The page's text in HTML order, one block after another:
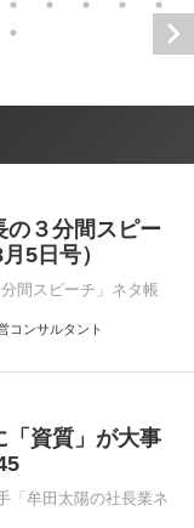
の３分間スピー
5日号）
間スピーチ」ネタ帳
コンサルタント
「資質」が大事
「牟田太陽の社長業ネ